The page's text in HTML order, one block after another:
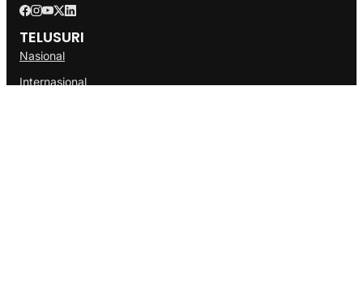
TELUSURI
Nasional
Internasional